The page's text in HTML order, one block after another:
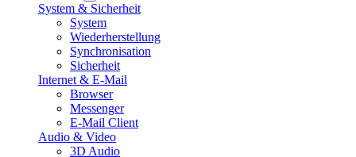
System & Sicherheit
System
Wiederherstellung
Synchronisation
Sicherheit
Internet & E-Mail
Browser
Messenger
E-Mail Client
Audio & Video
3D Audio